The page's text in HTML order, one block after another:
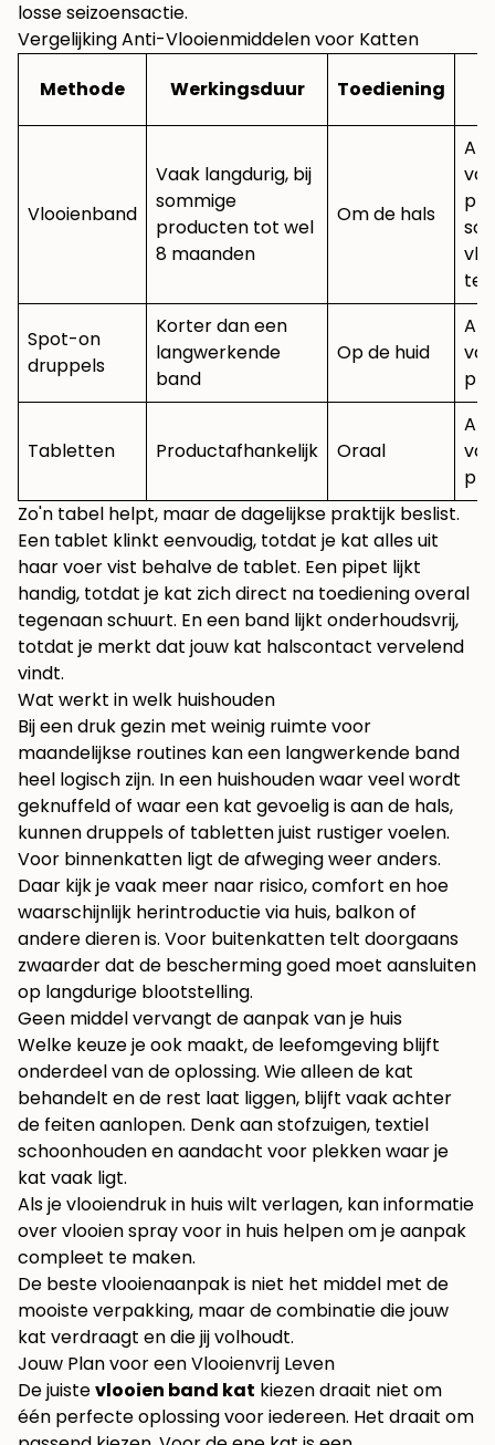
losse seizoensactie.
Vergelijking Anti-Vlooienmiddelen voor Katten
Methode
Werkingsduur Toediening
Vlooienband
Vaak langdurig, bij
sommige
producten tot wel
8 maanden
Om de hals
van
Spot-on
druppels
Korter dan een
langwerkende
band
Op de huid
van
Tabletten Productafhankelijk Oraal
van
Zo'n tabel helpt, maar de dagelijkse praktijk beslist.
Een tablet klinkt eenvoudig, totdat je kat alles uit
haar voer vist behalve de tablet. Een pipet lijkt
handig, totdat je kat zich direct na toediening overal
tegenaan schuurt. En een band lijkt onderhoudsvrij,
totdat je merkt dat jouw kat halscontact vervelend
vindt.
Wat werkt in welk huishouden
Bij een druk gezin met weinig ruimte voor
maandelijkse routines kan een langwerkende band
heel logisch zijn. In een huishouden waar veel wordt
geknuffeld of waar een kat gevoelig is aan de hals,
kunnen druppels of tabletten juist rustiger voelen.
Voor binnenkatten ligt de afweging weer anders.
Daar kijk je vaak meer naar risico, comfort en hoe
waarschijnlijk herintroductie via huis, balkon of
andere dieren is. Voor buitenkatten telt doorgaans
zwaarder dat de bescherming goed moet aansluiten
op langdurige blootstelling.
Geen middel vervangt de aanpak van je huis
Welke keuze je ook maakt, de leefomgeving blijft
onderdeel van de oplossing. Wie alleen de kat
behandelt en de rest laat liggen, blijft vaak achter
de feiten aanlopen. Denk aan stofzuigen, textiel
schoonhouden en aandacht voor plekken waar je
kat vaak ligt.
Als je vlooiendruk in huis wilt verlagen, kan informatie
overvlooien spray voor in huis helpen om je aanpak
compleet te maken.
De beste vlooienaanpak is niet het middel met de
mooiste verpakking, maar de combinatie die jouw
kat verdraagt en die jij volhoudt.
Jouw Plan voor een Vlooienvrij Leven
De juistevlooien band kat kiezen draait niet om
één perfecte oplossing voor iedereen. Het draait om